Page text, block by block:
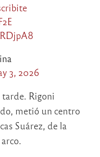
3, 2026
Rigoni
metió un centro
Suárez, de la